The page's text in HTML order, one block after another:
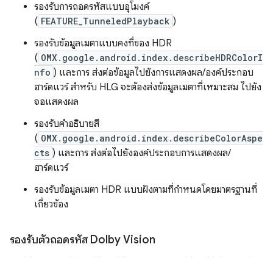
รองรับการถอดรหัสแบบอุโมงค์
( FEATURE_TunneledPlayback )
รองรับข้อมูลเมตาแบบคงที่ของ HDR
( OMX.google.android.index.describeHDRColorI
nfo ) และการ ส่งต่อข้อมูลไปยังการแสดงผล/องค์ประกอบ
ฮาร์ดแวร์ สำหรับ HLG จะต้องส่งข้อมูลเมตาที่เหมาะสม ไปยัง
จอแสดงผล
รองรับคำอธิบายสี
( OMX.google.android.index.describeColorAspe
cts ) และการ ส่งต่อไปยังองค์ประกอบการแสดงผล/
ฮาร์ดแวร์
รองรับข้อมูลเมตา HDR แบบฝังตามที่กำหนดโดยมาตรฐานที่
เกี่ยวข้อง
รองรับตัวถอดรหัส Dolby Vision